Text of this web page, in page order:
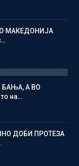
МАКЕДОНИЈА
БАЊА, А ВО
на…
ДОБИ ПРОТЕЗА